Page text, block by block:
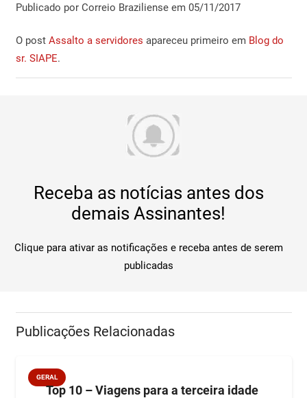
Publicado por Correio Braziliense em 05/11/2017
O post Assalto a servidores apareceu primeiro em Blog do
sr. SIAPE.
Receba as notícias antes dos
demais Assinantes!
Clique para ativar as notificações e receba antes de serem
publicadas
Publicações Relacionadas
GERAL
Top 10 – Viagens para a terceira idade